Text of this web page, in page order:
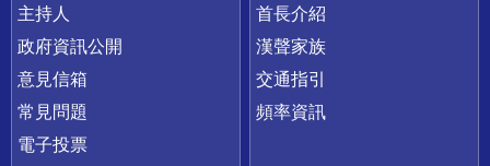
主持人
政府資訊公開
意見信箱
常見問題
電子投票
首長介紹
漢聲家族
交通指引
頻率資訊